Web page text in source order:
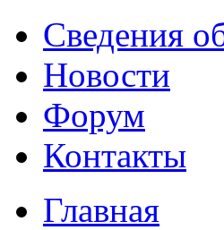
Сведения
Новости
Форум
Контакты
Главная